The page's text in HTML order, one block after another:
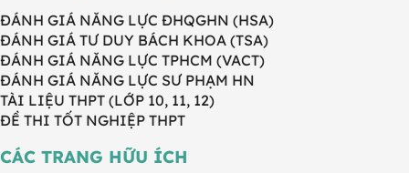
ĐÁNH GIÁ NĂNG LỰC ĐHQGHN (HSA)
ĐÁNH GIÁ TƯ DUY BÁCH KHOA (TSA)
ĐÁNH GIÁ NĂNG LỰC TPHCM (VACT)
ĐÁNH GIÁ NĂNG LỰC SƯ PHẠM HN
TÀI LIỆU THPT (LỚP 10, 11, 12)
ĐỀ THI TỐT NGHIỆP THPT
CÁC TRANG HỮU ÍCH